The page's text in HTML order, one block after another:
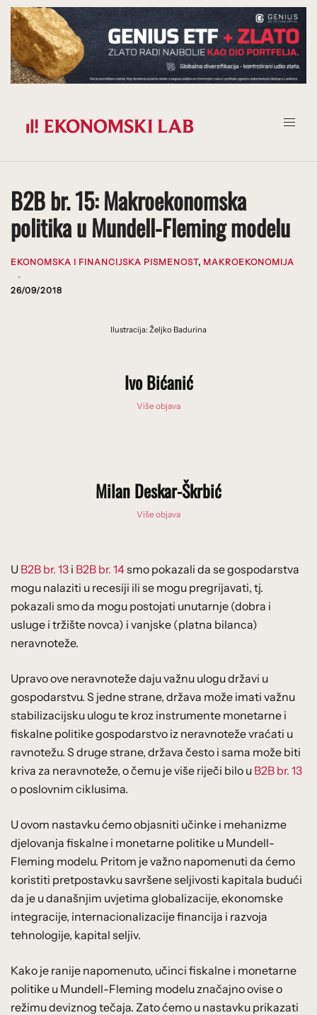
Prijeđi
na
sadržaj
B2B br. 15: Makroekonomska
politika u Mundell-Fleming modelu
EKONOMSKA I FINANCIJSKA PISMENOST, MAKROEKONOMIJA
26/09/2018
Ilustracija: Željko Badurina
Ivo Bićanić
Više objava
Milan Deskar-Škrbić
Više objava
U B2B br. 13 i B2B br. 14 smo pokazali da se gospodarstva
mogu nalaziti u recesiji ili se mogu pregrijavati, tj.
pokazali smo da mogu postojati unutarnje (dobra i
usluge i tržište novca) i vanjske (platna bilanca)
neravnoteže.
Upravo ove neravnoteže daju važnu ulogu državi u
gospodarstvu. S jedne strane, država može imati važnu
stabilizacijsku ulogu te kroz instrumente monetarne i
fiskalne politike gospodarstvo iz neravnoteže vraćati u
ravnotežu. S druge strane, država često i sama može biti
kriva za neravnoteže, o čemu je više riječi bilo u B2B br. 13
o poslovnim ciklusima.
U ovom nastavku ćemo objasniti učinke i mehanizme
djelovanja fiskalne i monetarne politike u Mundell-
Fleming modelu. Pritom je važno napomenuti da ćemo
koristiti pretpostavku savršene seljivosti kapitala budući
da je u današnjim uvjetima globalizacije, ekonomske
integracije, internacionalizacije financija i razvoja
tehnologije, kapital seljiv.
Kako je ranije napomenuto, učinci fiskalne i monetarne
politike u Mundell-Fleming modelu značajno ovise o
režimu deviznog tečaja. Zato ćemo u nastavku prikazati